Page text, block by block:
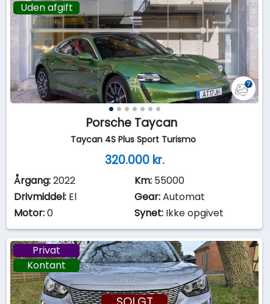
Uden afgift
Porsche Taycan
Taycan 4S Plus Sport Turismo
320.000 kr.
Årgang:2022 Km: 55000
Drivmiddel: El Gear:Automat
Motor:0 Synet: Ikke opgivet
Kontant
Privat